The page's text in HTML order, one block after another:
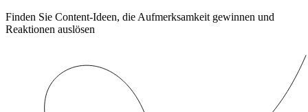
Finden Sie Content-Ideen, die Aufmerksamkeit gewinnen und
Reaktionen auslösen